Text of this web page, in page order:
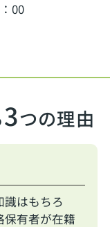
00
3つの理由
識はもちろ
保有者が在籍